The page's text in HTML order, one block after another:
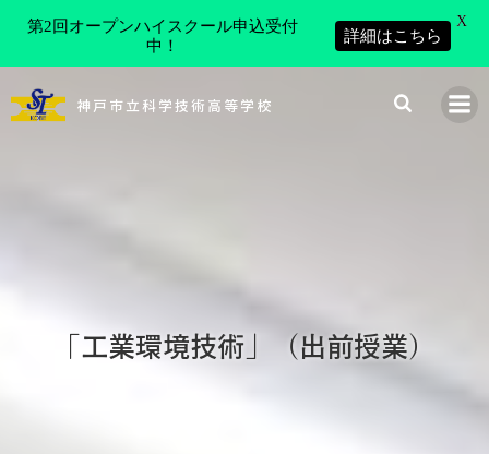
ン
神戸市立科学技術高等学校
「工業環境技術」（出前授業）
第2回オープンハイスクール申込受付
中！
詳細はこちら
X